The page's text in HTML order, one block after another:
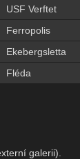
USF Verftet
Ferropolis
Ekebergsletta
Fléda
galerii).